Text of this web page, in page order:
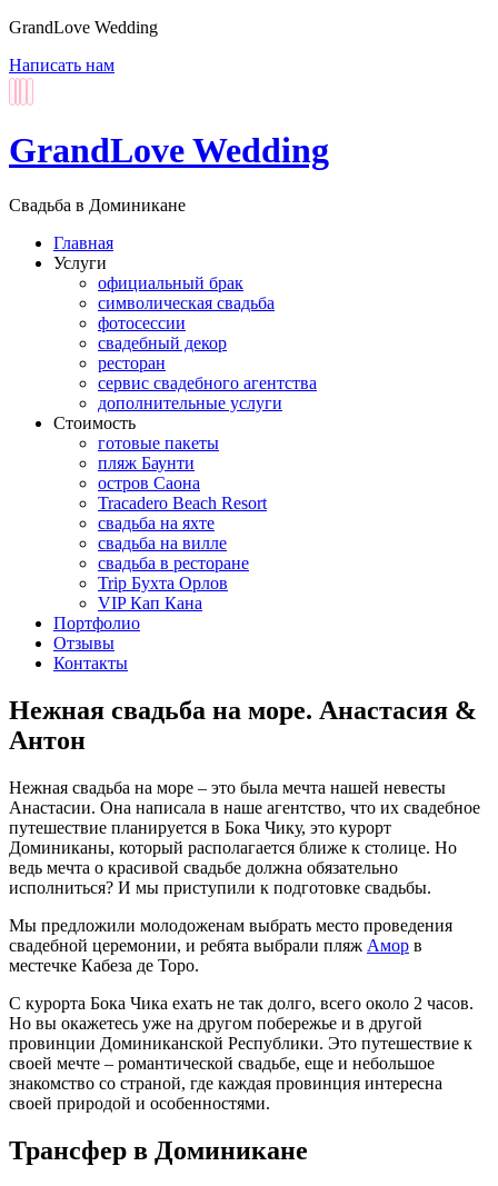
GrandLove Wedding
Написать нам
GrandLove Wedding
Свадьба в Доминикане
Главная
Услуги
официальный брак
символическая свадьба
фотосессии
свадебный декор
ресторан
сервис свадебного агентства
дополнительные услуги
Стоимость
готовые пакеты
пляж Баунти
остров Саона
Tracadero Beach Resort
свадьба на яхте
свадьба на вилле
свадьба в ресторане
Trip Бухта Орлов
VIP Кап Кана
Портфолио
Отзывы
Контакты
Нежная свадьба на море. Анастасия &
Антон
Нежная свадьба на море – это была мечта нашей невесты
Анастасии. Она написала в наше агентство, что их свадебное
путешествие планируется в Бока Чику, это курорт
Доминиканы, который располагается ближе к столице. Но
ведь мечта о красивой свадьбе должна обязательно
исполниться? И мы приступили к подготовке свадьбы.
Мы предложили молодоженам выбрать место проведения
свадебной церемонии, и ребята выбрали пляж Амор в
местечке Кабеза де Торо.
С курорта Бока Чика ехать не так долго, всего около 2 часов.
Но вы окажетесь уже на другом побережье и в другой
провинции Доминиканской Республики. Это путешествие к
своей мечте – романтической свадьбе, еще и небольшое
знакомство со страной, где каждая провинция интересна
своей природой и особенностями.
Трансфер в Доминикане